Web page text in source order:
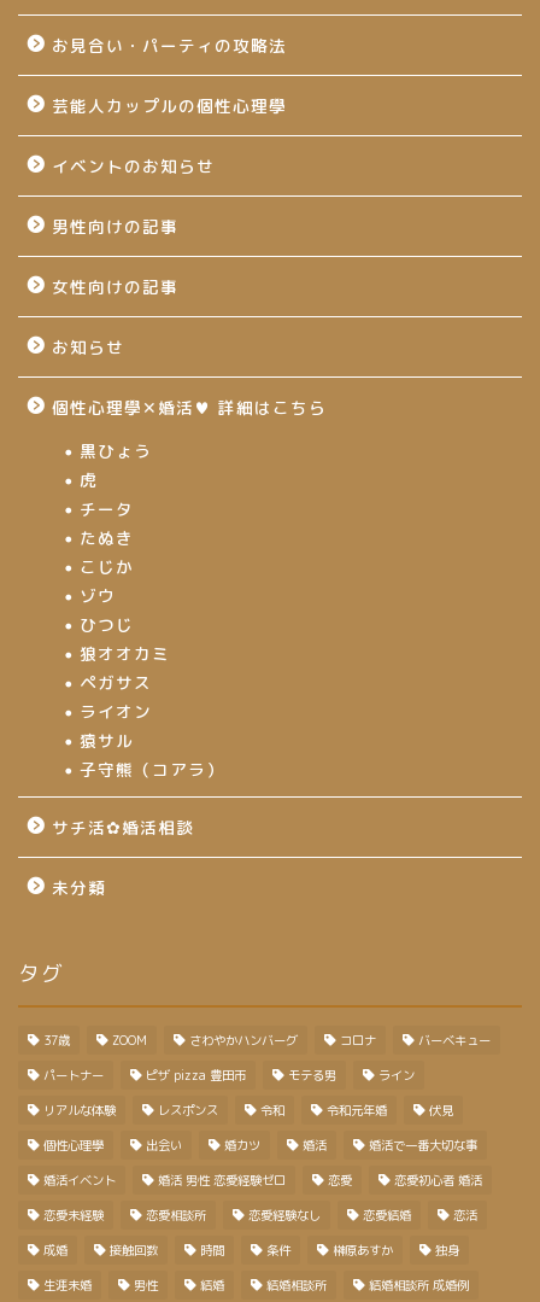
お見合い・パーティの攻略法
芸能人カップルの個性心理學
イベントのお知らせ
男性向けの記事
女性向けの記事
お知らせ
個性心理學✕婚活♥ 詳細はこちら
黒ひょう
虎
チータ
たぬき
こじか
ゾウ
ひつじ
狼オオカミ
ペガサス
ライオン
猿サル
子守熊（コアラ）
サチ活✿婚活相談
未分類
タグ
37歳 ZOOM さわやかハンバーグ コロナ バーベキュー
パートナー ピザ pizza 豊田市 モテる男 ライン
リアルな体験 レスポンス 令和 令和元年婚 伏見
個性心理學 出会い 婚カツ 婚活 婚活で一番大切な事
婚活イベント 婚活 男性 恋愛経験ゼロ 恋愛 恋愛初心者 婚活
恋愛未経験 恋愛相談所 恋愛経験なし 恋愛結婚 恋活
成婚 接触回数 時間 条件 榊原あすか 独身
生涯未婚 男性 結婚 結婚相談所 結婚相談所 成婚例